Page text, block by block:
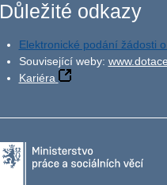
Důležité odkazy
Elektronické podání žádosti
Související weby:
Kariéra